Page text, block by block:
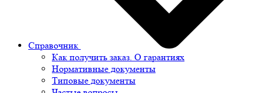
Справочник
Как получить заказ. О гарантиях
Нормативные документы
Типовые документы